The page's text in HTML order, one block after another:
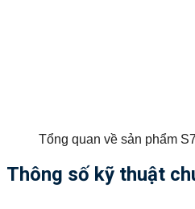
Tổng quan về sản phẩm
Thông số kỹ thuật